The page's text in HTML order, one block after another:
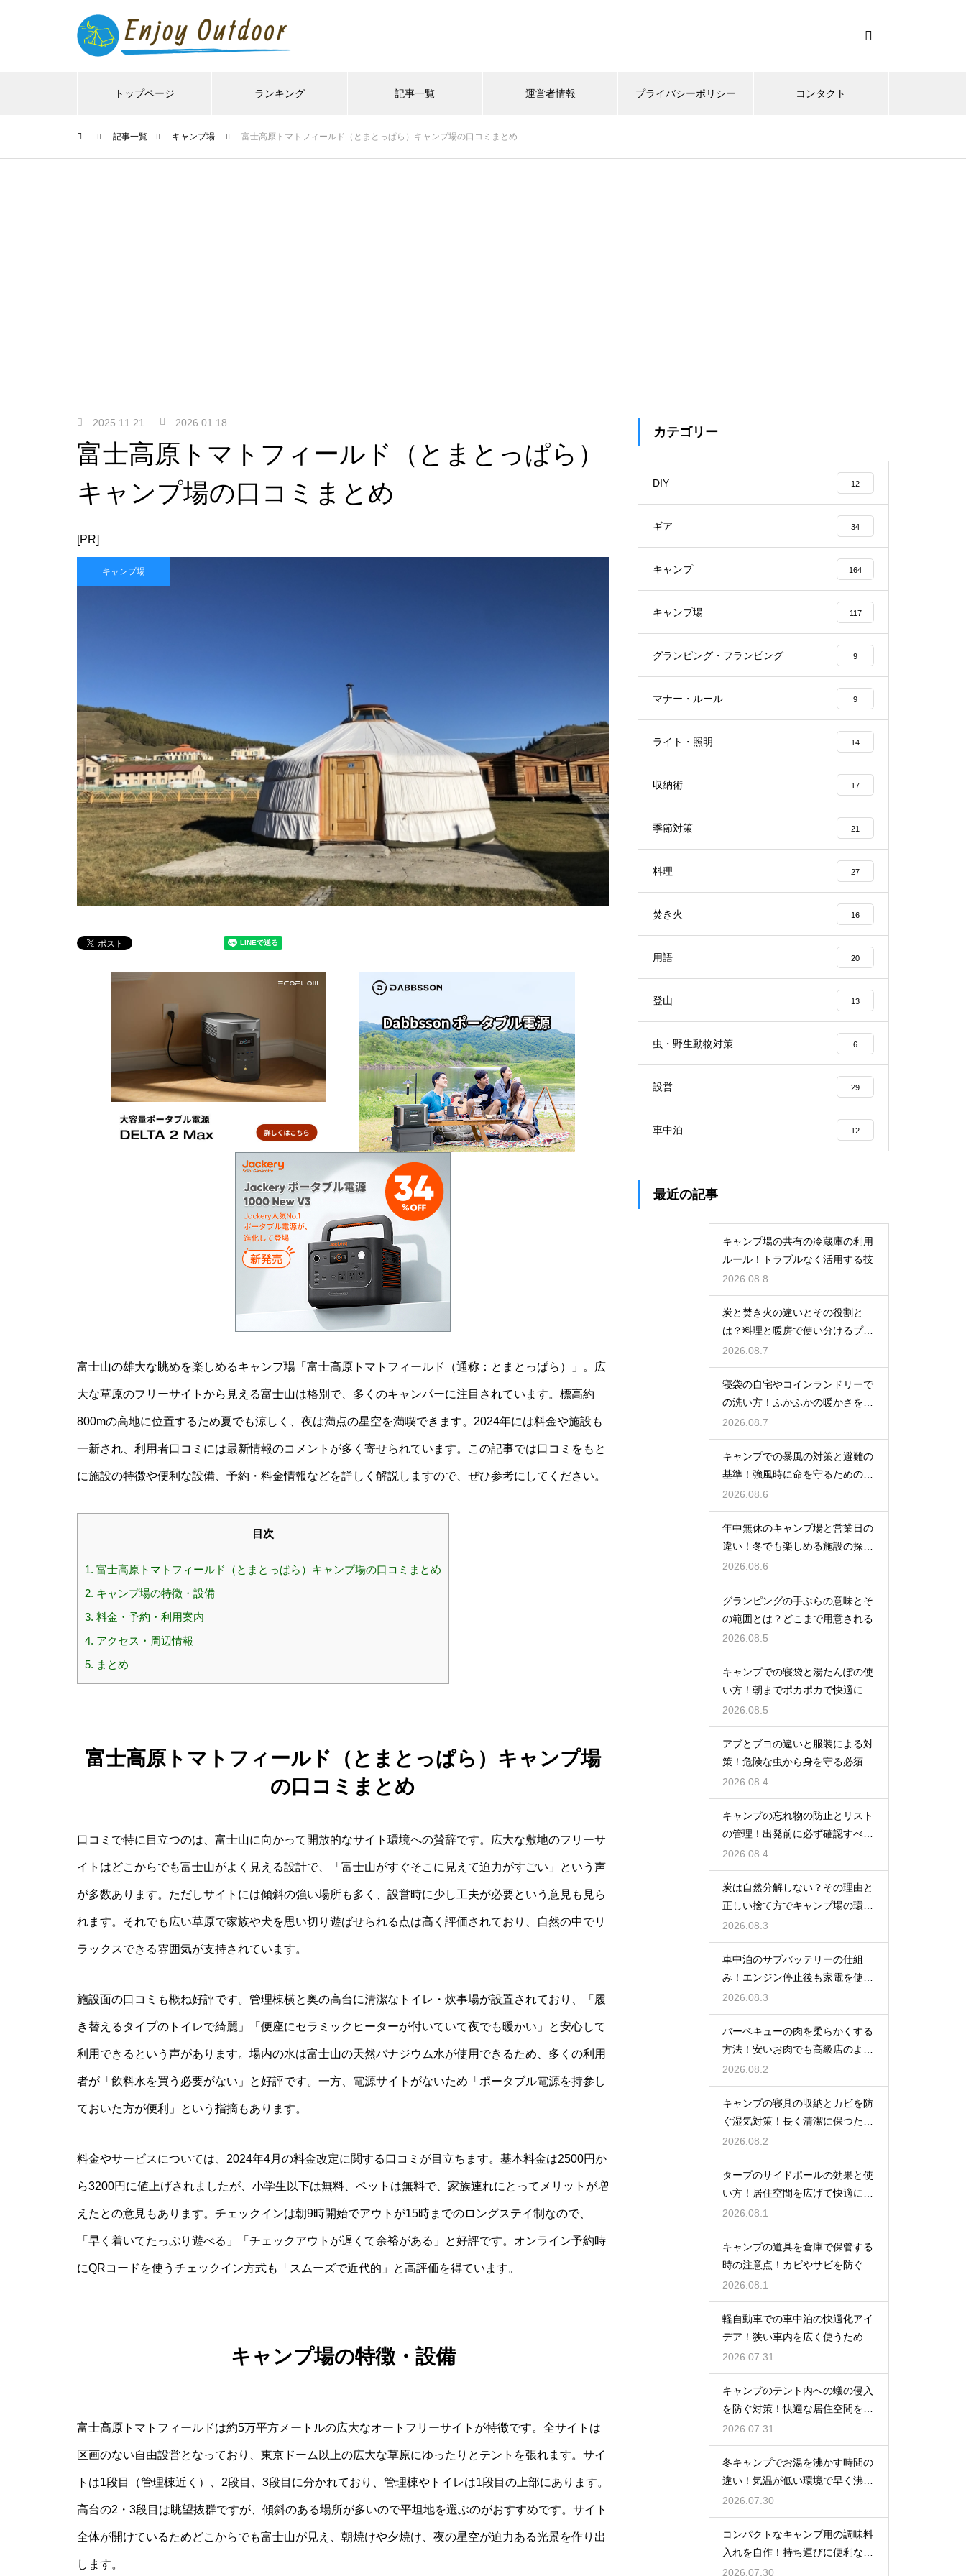
トップページ ランキング 記事一覧 運営者情報 プライバシーポリシー コンタクト
記事一覧 キャンプ場 富士高原トマトフィールド（とまとっぱら）キャンプ場の口コミまとめ
2025.11.21 2026.01.18
富士高原トマトフィールド（とまとっぱら）
キャンプ場の口コミまとめ
[PR]
キャンプ場
富士山の雄大な眺めを楽しめるキャンプ場「富士高原トマトフィールド（通称：とまとっぱら）」。広
大な草原のフリーサイトから見える富士山は格別で、多くのキャンパーに注目されています。標高約
800mの高地に位置するため夏でも涼しく、夜は満点の星空を満喫できます。2024年には料金や施設も
一新され、利用者口コミには最新情報のコメントが多く寄せられています。この記事では口コミをもと
に施設の特徴や便利な設備、予約・料金情報などを詳しく解説しますので、ぜひ参考にしてください。
目次
1. 富士高原トマトフィールド（とまとっぱら）キャンプ場の口コミまとめ
2. キャンプ場の特徴・設備
3. 料金・予約・利用案内
4. アクセス・周辺情報
5. まとめ
富士高原トマトフィールド（とまとっぱら）キャンプ場
の口コミまとめ
口コミで特に目立つのは、富士山に向かって開放的なサイト環境への賛辞です。広大な敷地のフリーサ
イトはどこからでも富士山がよく見える設計で、「富士山がすぐそこに見えて迫力がすごい」という声
が多数あります。ただしサイトには傾斜の強い場所も多く、設営時に少し工夫が必要という意見も見ら
れます。それでも広い草原で家族や犬を思い切り遊ばせられる点は高く評価されており、自然の中でリ
ラックスできる雰囲気が支持されています。
施設面の口コミも概ね好評です。管理棟横と奥の高台に清潔なトイレ・炊事場が設置されており、「履
き替えるタイプのトイレで綺麗」「便座にセラミックヒーターが付いていて夜でも暖かい」と安心して
利用できるという声があります。場内の水は富士山の天然バナジウム水が使用できるため、多くの利用
者が「飲料水を買う必要がない」と好評です。一方、電源サイトがないため「ポータブル電源を持参し
ておいた方が便利」という指摘もあります。
料金やサービスについては、2024年4月の料金改定に関する口コミが目立ちます。基本料金は2500円か
ら3200円に値上げされましたが、小学生以下は無料、ペットは無料で、家族連れにとってメリットが増
えたとの意見もあります。チェックインは朝9時開始でアウトが15時までのロングステイ制なので、
「早く着いてたっぷり遊べる」「チェックアウトが遅くて余裕がある」と好評です。オンライン予約時
にQRコードを使うチェックイン方式も「スムーズで近代的」と高評価を得ています。
キャンプ場の特徴・設備
富士高原トマトフィールドは約5万平方メートルの広大なオートフリーサイトが特徴です。全サイトは
区画のない自由設営となっており、東京ドーム以上の広大な草原にゆったりとテントを張れます。サイ
トは1段目（管理棟近く）、2段目、3段目に分かれており、管理棟やトイレは1段目の上部にあります。
高台の2・3段目は眺望抜群ですが、傾斜のある場所が多いので平坦地を選ぶのがおすすめです。サイト
全体が開けているためどこからでも富士山が見え、朝焼けや夕焼け、夜の星空が迫力ある光景を作り出
します。
カテゴリー
DIY 12
ギア 34
キャンプ 164
キャンプ場 117
グランピング・フランピング 9
マナー・ルール 9
ライト・照明 14
収納術 17
季節対策 21
料理 27
焚き火 16
用語 20
登山 13
虫・野生動物対策 6
設営 29
車中泊 12
最近の記事
キャンプ場の共有の冷蔵庫の利用
ルール！トラブルなく活用する技
2026.08.8
炭と焚き火の違いとその役割と
は？料理と暖房で使い分けるプロ
の技
2026.08.7
寝袋の自宅やコインランドリーで
の洗い方！ふかふかの暖かさを復
活させる
2026.08.7
キャンプでの暴風の対策と避難の
基準！強風時に命を守るための行
動
2026.08.6
年中無休のキャンプ場と営業日の
違い！冬でも楽しめる施設の探し
方
2026.08.6
グランピングの手ぶらの意味とそ
の範囲とは？どこまで用意される
2026.08.5
キャンプでの寝袋と湯たんぽの使
い方！朝までポカポカで快適に眠
る方法
2026.08.5
アブとブヨの違いと服装による対
策！危険な虫から身を守る必須知
識
2026.08.4
キャンプの忘れ物の防止とリスト
の管理！出発前に必ず確認すべき
持ち物
2026.08.4
炭は自然分解しない？その理由と
正しい捨て方でキャンプ場の環境
を守る
2026.08.3
車中泊のサブバッテリーの仕組
み！エンジン停止後も家電を使う
ための知識
2026.08.3
バーベキューの肉を柔らかくする
方法！安いお肉でも高級店のよう
に美味しく
2026.08.2
キャンプの寝具の収納とカビを防
ぐ湿気対策！長く清潔に保つため
の手入れ
2026.08.2
タープのサイドポールの効果と使
い方！居住空間を広げて快適に過
ごす技
2026.08.1
キャンプの道具を倉庫で保管する
時の注意点！カビやサビを防ぐお
手入れ
2026.08.1
軽自動車での車中泊の快適化アイ
デア！狭い車内を広く使うための
工夫
2026.07.31
キャンプのテント内への蟻の侵入
を防ぐ対策！快適な居住空間をキ
ープ
2026.07.31
冬キャンプでお湯を沸かす時間の
違い！気温が低い環境で早く沸騰
させる
2026.07.30
コンパクトなキャンプ用の調味料
入れを自作！持ち運びに便利な収
納術
2026.07.30